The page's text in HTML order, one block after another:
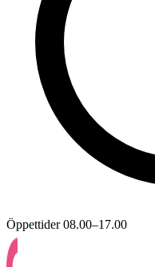
Öppettider 08.00–17.00